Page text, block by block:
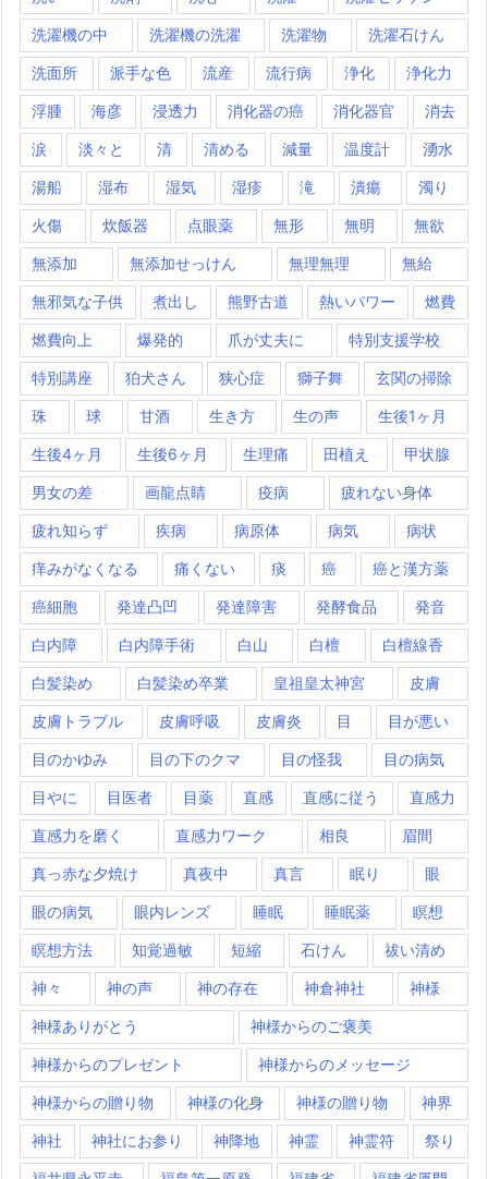
洗濯機の中 洗濯機の洗濯 洗濯物 洗濯石けん
洗面所 派手な色 流産 流行病 浄化 浄化力
浮腫 海彦 浸透力 消化器の癌 消化器官 消去
涙 淡々と 清 清める 減量 温度計 湧水
湯船 湿布 湿気 湿疹 滝 潰瘍 濁り
火傷 炊飯器 点眼薬 無形 無明 無欲
無添加 無添加せっけん 無理無理 無給
無邪気な子供 煮出し 熊野古道 熱いパワー 燃費
燃費向上 爆発的 爪が丈夫に 特別支援学校
特別講座 狛犬さん 狭心症 獅子舞 玄関の掃除
珠 球 甘酒 生き方 生の声 生後1ヶ月
生後4ヶ月 生後6ヶ月 生理痛 田植え 甲状腺
男女の差 画龍点睛 疫病 疲れない身体
疲れ知らず 疾病 病原体 病気 病状
痒みがなくなる 痛くない 痰 癌 癌と漢方薬
癌細胞 発達凸凹 発達障害 発酵食品 発音
白内障 白内障手術 白山 白檀 白檀線香
白髪染め 白髪染め卒業 皇祖皇太神宮 皮膚
皮膚トラブル 皮膚呼吸 皮膚炎 目 目が悪い
目のかゆみ 目の下のクマ 目の怪我 目の病気
目やに 目医者 目薬 直感 直感に従う 直感力
直感力を磨く 直感力ワーク 相良 眉間
真っ赤な夕焼け 真夜中 真言 眠り 眼
眼の病気 眼内レンズ 睡眠 睡眠薬 瞑想
瞑想方法 知覚過敏 短縮 石けん 祓い清め
神々 神の声 神の存在 神倉神社 神様
神様ありがとう 神様からのご褒美
神様からのプレゼント 神様からのメッセージ
神様からの贈り物 神様の化身 神様の贈り物 神界
神社 神社にお参り 神降地 神霊 神霊符 祭り